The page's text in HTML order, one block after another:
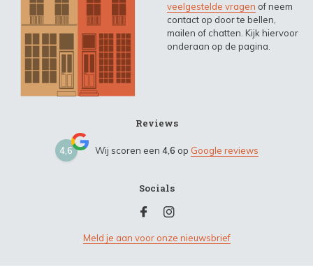
veelgestelde vragen of neem
contact op door te bellen,
mailen of chatten. Kijk hiervoor
onderaan op de pagina.
Reviews
4,6 Wij scoren een 4,6 op Google reviews
Socials
Meld je aan voor onze nieuwsbrief